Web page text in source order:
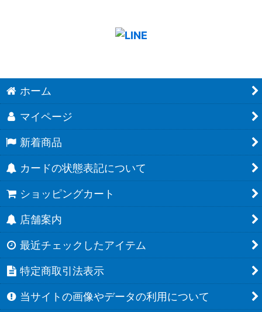
ホーム
マイページ
新着商品
カードの状態表記について
ショッピングカート
店舗案内
最近チェックしたアイテム
特定商取引法表示
当サイトの画像やデータの利用について